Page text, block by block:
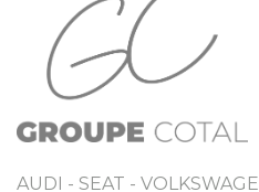
AUDI - SEAT -